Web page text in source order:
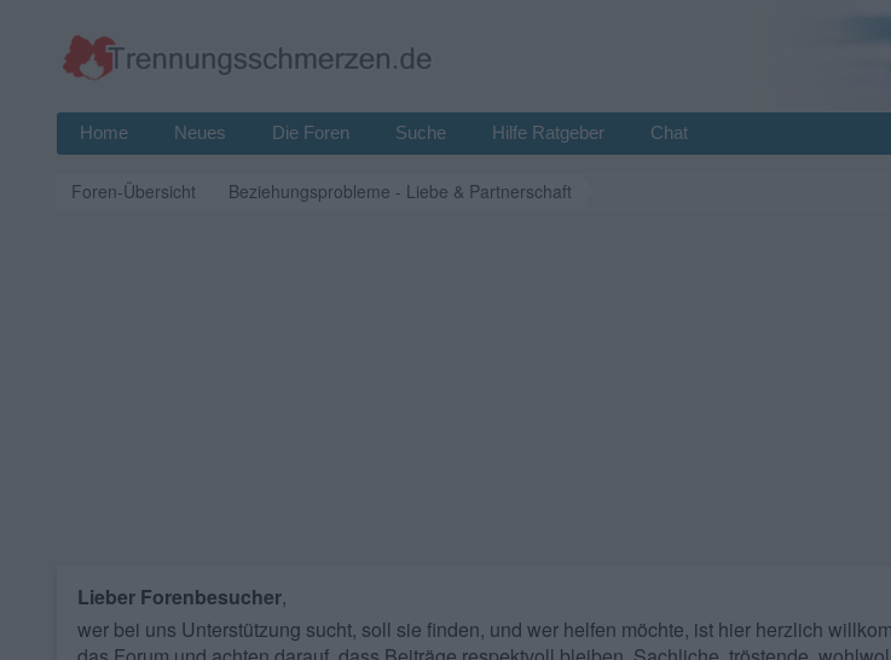
Home Neues Die Foren Suche Hilfe Ratgeber Chat
Foren-Übersicht Beziehungsprobleme - Liebe & Partnerschaft
Lieber Forenbesucher,
wer bei uns Unterstützung sucht, soll sie finden, und wer helfen möchte, ist hier herzlich